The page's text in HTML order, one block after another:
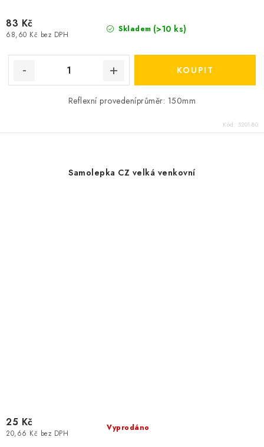
Skladem (>10 ks)
68,60 Kč bez DPH
83 Kč
Reflexní provedeníprůměr: 150mm
Kód: 5201-80
Samolepka CZ velká venkovní
Vyprodáno
20,66 Kč bez DPH
25 Kč